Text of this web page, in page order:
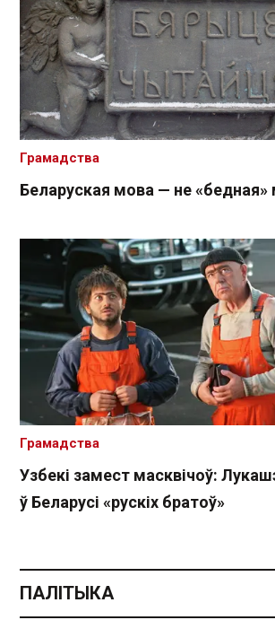
Беларуская мова — не «бедная»
Грамадства
Узбекі замест масквічоў:
ў Беларусі «рускіх братоў»
Грамадства
ПАЛІТЫКА